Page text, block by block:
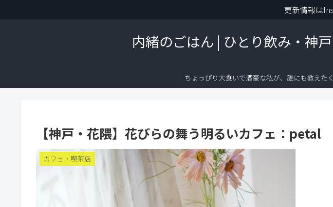
内緒のごはん | ひとり飲み・神
ちょっぴり大食いで酒豪な私が、誰にも教えた
【神戸・花隈】花びらの舞う明るいカフェ：petal
カフェ・喫茶店